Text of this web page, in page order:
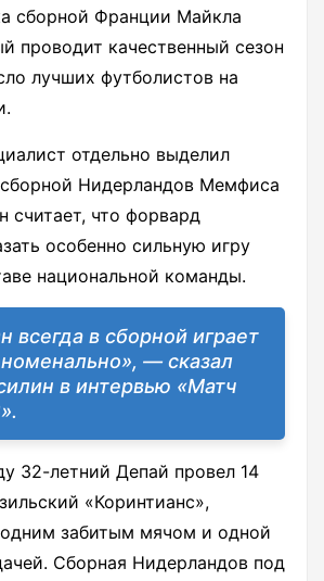
сборной Франции Майкла
проводит качественный сезон
лучших футболистов на
отдельно выделил
Нидерландов Мемфиса
считает, что форвард
особенно сильную игру
национальной команды.
всегда в сборной играет
— сказал
в интервью «Матч
32-летний Депай провел 14
«Коринтианс»,
забитым мячом и одной
Сборная Нидерландов под